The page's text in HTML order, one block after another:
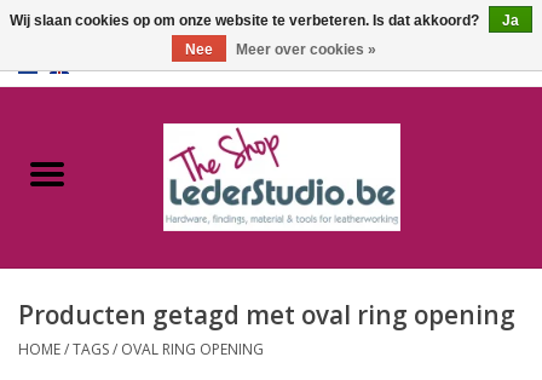
Catalogus
FAQ
Producten getagd met oval ring opening
HOME/TAGS/ OVAL RING OPENING
Wij slaan cookies op om onze website te verbeteren. Is dat akkoord?
Ja
Nee
Meer over cookies »